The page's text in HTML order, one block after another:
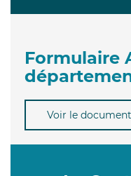
Formulaire
Voir le document